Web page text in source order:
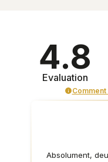
4.8
Evaluation
Absolument,